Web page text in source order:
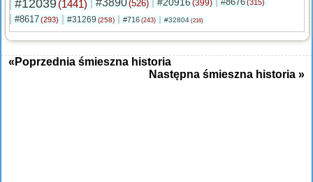
#12039(1441) #3890(526) (399) (315)
#8617(293) #31269 (258) #716 (243) #32804 (216)
«Poprzednia śmieszna historia
Następna śmieszna historia »